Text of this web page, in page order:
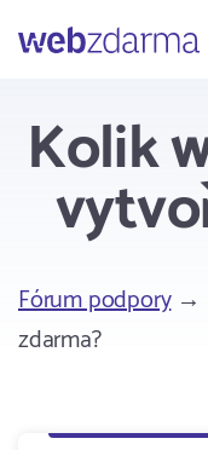
Webzdarma
Kolik
Fórum podpory→
zdarma?